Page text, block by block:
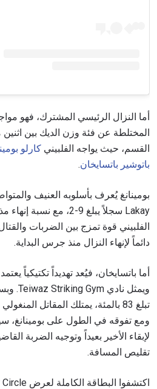
أما النزال الرئيسي المشترك، فهو
المختلطة عن فئة وزن الديك بين اثنين
القسم، حيث يواجه الفلبيني كارلو
باتوشير باتسايخان.
الفلبيني قوة تمزج بين الضربات
دائماً لإنهاء النزال منذ جرس البداية.
أما باتسايخان، فيُعد تهديداً تكتيكياً
تبلغ 83 بالمئة، يمتلك المقاتل
ومع تفوقه في الطول على بومينانغ،
لإبقاء الأخير بعيداً وتوجيه الضربة
تقليص المسافة.